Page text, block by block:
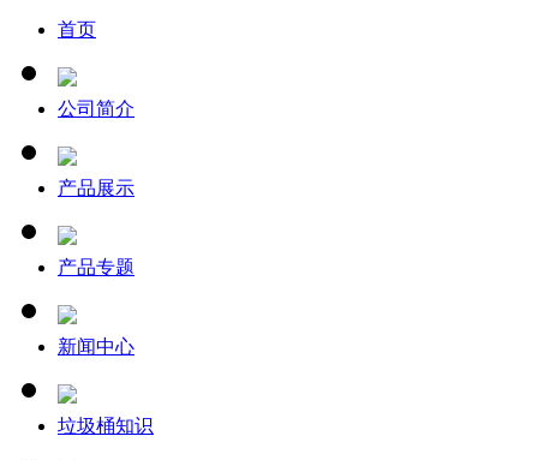
首页
公司简介
产品展示
产品专题
新闻中心
垃圾桶知识